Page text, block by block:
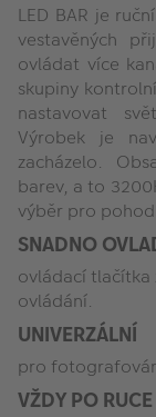
LED BAR je
vestavěných
ovládat více
skupiny
nastavovat
Výrobek je
zacházelo.
barev, a to
výběr pro
SNADNO
ovládací tlačítka
ovládání.
UNIVERZÁLNÍ
pro
VŽDY PO RUCE